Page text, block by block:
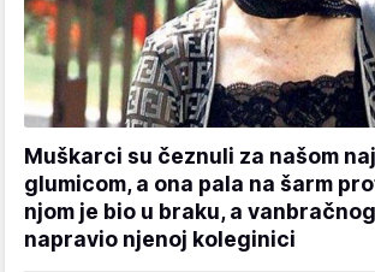
Muškarci su čeznuli za našom
glumicom, a ona pala na šarm
njom je bio u braku, a
napravio njenoj koleginici